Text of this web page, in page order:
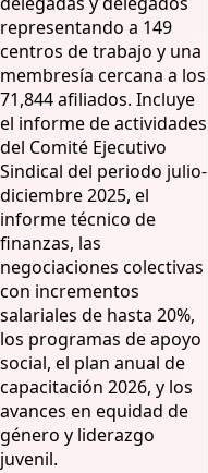
representando a 149
centros de trabajo y una
membresía cercana a los
71,844 afiliados. Incluye
el informe de actividades
del Comité Ejecutivo
Sindical del periodo julio-
diciembre 2025, el
informe técnico de
finanzas, las
negociaciones colectivas
con incrementos
salariales de hasta 20%,
los programas de apoyo
social, el plan anual de
capacitación 2026, y los
avances en equidad de
género y liderazgo
juvenil.